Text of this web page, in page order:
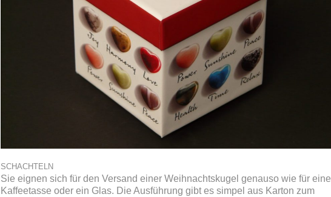
SCHACHTELN
Sie eignen sich für den Versand einer Weihnachtskugel genauso wie für eine
Kaffeetasse oder ein Glas. Die Ausführung gibt es simpel aus Karton zum